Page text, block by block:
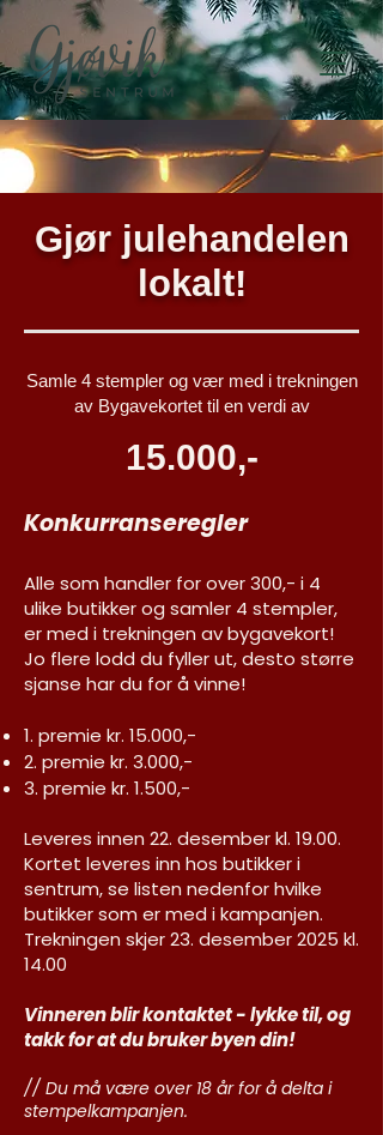
Gjør julehandelen
lokalt!
Samle 4 stempler og vær med i trekningen
av Bygavekortet til en verdi av
15.000,-
Konkurranseregler
Alle som handler for over 300,- i 4
ulike butikker og samler 4 stempler,
er med i trekningen av bygavekort!
Jo flere lodd du fyller ut, desto større
sjanse har du for å vinne!
1. premie kr. 15.000,-
2. premie kr. 3.000,-
3. premie kr. 1.500,-
Leveres innen 22. desember kl. 19.00.
Kortet leveres inn hos butikker i
sentrum, se listen nedenfor hvilke
butikker som er med i kampanjen.
Trekningen skjer 23. desember 2025 kl.
14.00
Vinneren blir kontaktet - lykke til, og
takk for at du bruker byen din!
// Du må være over 18 år for å delta i
stempelkampanjen.